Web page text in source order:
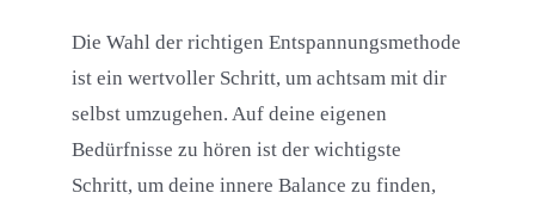
Die Wahl der richtigen Entspannungsmethode
ist ein wertvoller Schritt, um achtsam mit dir
selbst umzugehen. Auf deine eigenen
Bedürfnisse zu hören ist der wichtigste
Schritt, um deine innere Balance zu finden,